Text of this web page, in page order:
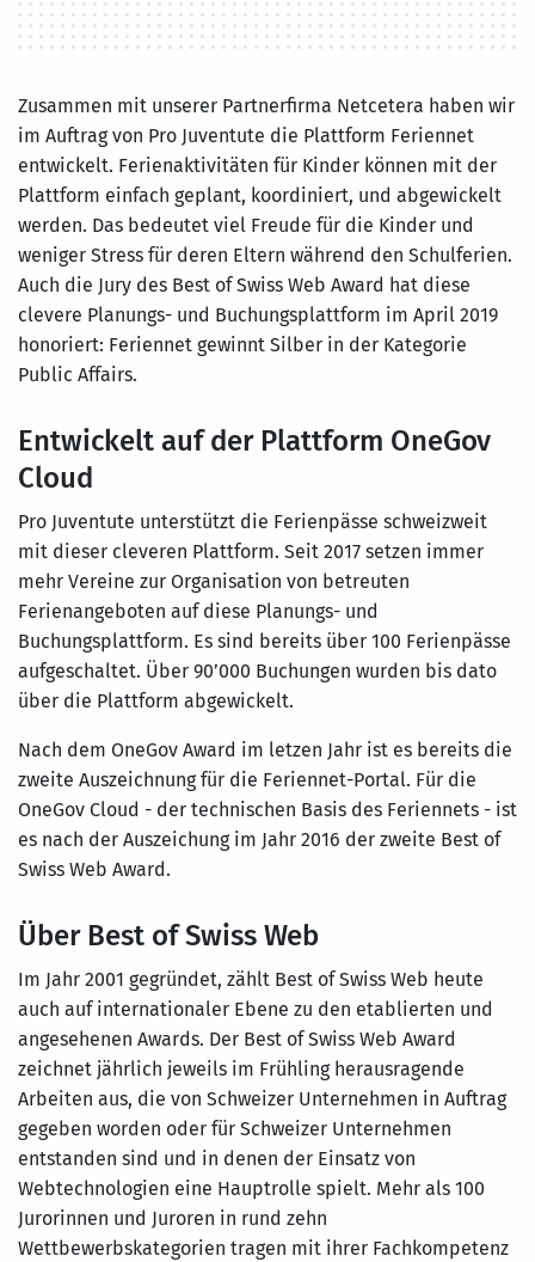
Zusammen mit unserer Partnerfirma Netcetera haben wir
im Auftrag von Pro Juventute die Plattform Feriennet
entwickelt. Ferienaktivitäten für Kinder können mit der
Plattform einfach geplant, koordiniert, und abgewickelt
werden. Das bedeutet viel Freude für die Kinder und
weniger Stress für deren Eltern während den Schulferien.
Auch die Jury des Best of Swiss Web Award hat diese
clevere Planungs- und Buchungsplattform im April 2019
honoriert: Feriennet gewinnt Silber in der Kategorie
Public Affairs.
Entwickelt auf der Plattform OneGov
Cloud
Pro Juventute unterstützt die Ferienpässe schweizweit
mit dieser cleveren Plattform. Seit 2017 setzen immer
mehr Vereine zur Organisation von betreuten
Ferienangeboten auf diese Planungs- und
Buchungsplattform. Es sind bereits über 100 Ferienpässe
aufgeschaltet. Über 90’000 Buchungen wurden bis dato
über die Plattform abgewickelt.
Nach dem OneGov Award im letzen Jahr ist es bereits die
zweite Auszeichnung für die Feriennet-Portal. Für die
OneGov Cloud - der technischen Basis des Feriennets - ist
es nach der Auszeichung im Jahr 2016 der zweite Best of
Swiss Web Award.
Über Best of Swiss Web
Im Jahr 2001 gegründet, zählt Best of Swiss Web heute
auch auf internationaler Ebene zu den etablierten und
angesehenen Awards. Der Best of Swiss Web Award
zeichnet jährlich jeweils im Frühling herausragende
Arbeiten aus, die von Schweizer Unternehmen in Auftrag
gegeben worden oder für Schweizer Unternehmen
entstanden sind und in denen der Einsatz von
Webtechnologien eine Hauptrolle spielt. Mehr als 100
Jurorinnen und Juroren in rund zehn
Wettbewerbskategorien tragen mit ihrer Fachkompetenz